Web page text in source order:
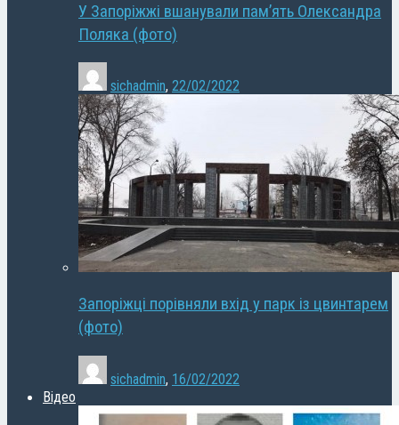
У Запоріжжі вшанували пам’ять Олександра
Поляка (фото)
sichadmin, 22/02/2022
Запоріжці порівняли вхід у парк із цвинтарем
(фото)
sichadmin, 16/02/2022
Відео